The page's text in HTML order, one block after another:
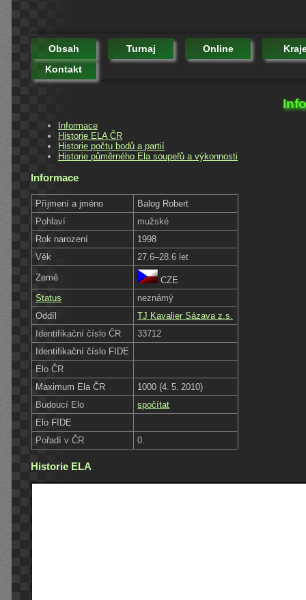
Obsah Turnaj Online
Kontakt
Informace
Historie ELA ČR
Historie počtu bodů a partií
Historie půměrného Ela soupeřů a výkonnosti
Informace
Příjmení a jméno
Balog Robert
Pohlaví
mužské
Rok narození
1998
Věk
27.6–28.6 let
Země
CZE
Status
neznámý
Oddíl
TJ Kavalier Sázava z.s.
Identifikační číslo ČR
33712
Identifikační číslo FIDE
Elo ČR
Maximum Ela ČR
1000 (4. 5. 2010)
Budoucí Elo
spočítat
Elo FIDE
Pořadí v ČR
0.
Historie ELA